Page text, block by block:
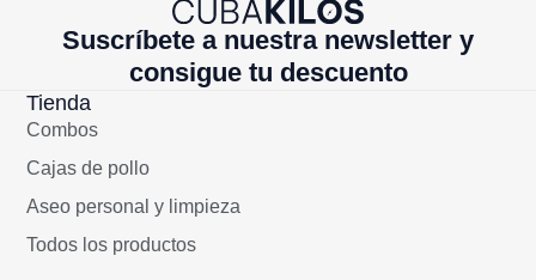
Suscríbete a nuestra newsletter y
consigue tu descuento
Tienda
Combos
Cajas de pollo
Aseo personal y limpieza
Todos los productos